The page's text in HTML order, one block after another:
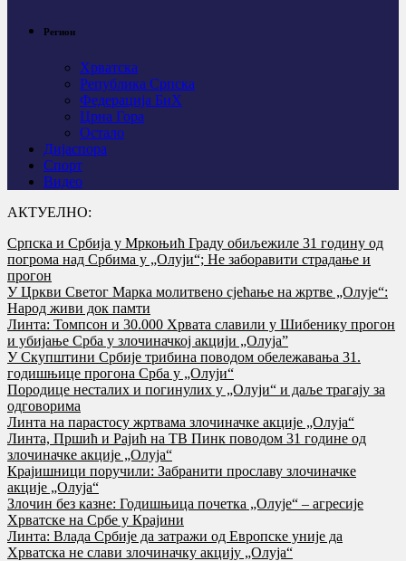
Регион
Хрватска
Република Српска
Федерација БиХ
Црна Гора
Остало
Дијаспора
Спорт
Видео
АКТУЕЛНО:
Српска и Србија у Мркоњић Граду обиљежиле 31 годину од
погрома над Србима у „Олуји“; Не заборавити страдање и
прогон
У Цркви Светог Марка молитвено сјећање на жртве „Олује“:
Народ живи док памти
Линта: Томпсон и 30.000 Хрвата славили у Шибенику прогон
и убијање Срба у злочиначкој акцији „Олуја”
У Скупштини Србије трибина поводом обележавања 31.
годишњице прогона Срба у „Олуји“
Породице несталих и погинулих у „Олуји“ и даље трагају за
одговорима
Линта на парастосу жртвама злочиначке акције „Олуја“
Линта, Пршић и Рајић на ТВ Пинк поводом 31 године од
злочиначке акције „Олуја“
Крајишници поручили: Забранити прославу злочиначке
акције „Олуја“
Злочин без казне: Годишњица почетка „Олује“ – агресије
Хрватске на Србе у Крајини
Линта: Влада Србије да затражи од Европске уније да
Хрватска не слави злочиначку акцију „Олуја“